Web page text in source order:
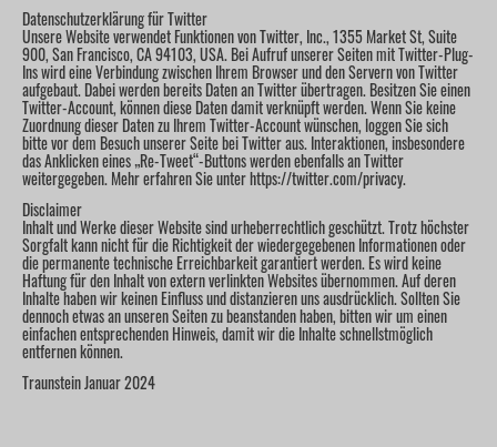
Datenschutzerklärung für Twitter
Unsere Website verwendet Funktionen von Twitter, Inc., 1355 Market St, Suite
900, San Francisco, CA 94103, USA. Bei Aufruf unserer Seiten mit Twitter-Plug-
Ins wird eine Verbindung zwischen Ihrem Browser und den Servern von Twitter
aufgebaut. Dabei werden bereits Daten an Twitter übertragen. Besitzen Sie einen
Twitter-Account, können diese Daten damit verknüpft werden. Wenn Sie keine
Zuordnung dieser Daten zu Ihrem Twitter-Account wünschen, loggen Sie sich
bitte vor dem Besuch unserer Seite bei Twitter aus. Interaktionen, insbesondere
das Anklicken eines „Re-Tweet“-Buttons werden ebenfalls an Twitter
weitergegeben. Mehr erfahren Sie unter https://twitter.com/privacy.
Disclaimer
Inhalt und Werke dieser Website sind urheberrechtlich geschützt. Trotz höchster
Sorgfalt kann nicht für die Richtigkeit der wiedergegebenen Informationen oder
die permanente technische Erreichbarkeit garantiert werden. Es wird keine
Haftung für den Inhalt von extern verlinkten Websites übernommen. Auf deren
Inhalte haben wir keinen Einfluss und distanzieren uns ausdrücklich. Sollten Sie
dennoch etwas an unseren Seiten zu beanstanden haben, bitten wir um einen
einfachen entsprechenden Hinweis, damit wir die Inhalte schnellstmöglich
entfernen können.
Traunstein Januar 2024